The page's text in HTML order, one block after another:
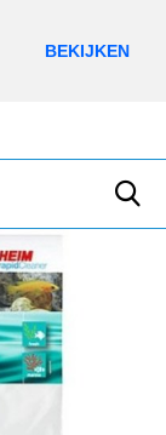
BEKIJKEN